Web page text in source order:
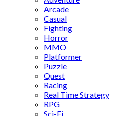
Arcade
Casual
Fighting
Horror
MMO
Platformer
Puzzle
Quest
Racing
Real Time Strategy
RPG
Sci-Fi